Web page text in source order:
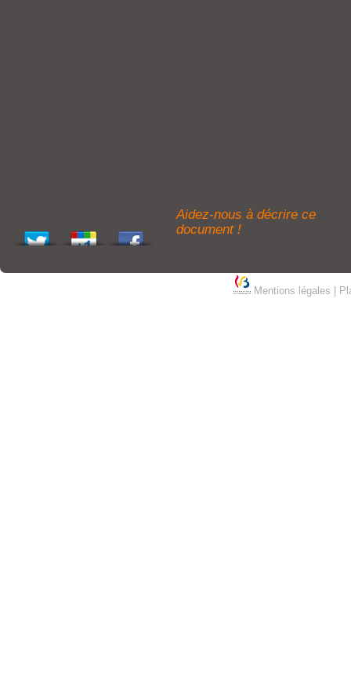
Aidez-nous à décrire ce
document !
Mentions légales